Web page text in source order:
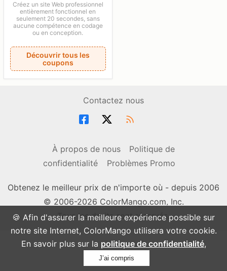
🍪 Afin d'assurer la meilleure expérience possible sur
notre site Internet, ColorMango utilisera votre cookie.
En savoir plus sur la politique de confidentialité,
J’ai compris
Créez un site Web professionnel
entièrement fonctionnel en
seulement 20 secondes, sans
aucune compétence en codage
ou en conception.
Découvrir tous les
coupons
Contactez nous
À propos de nous
Politique de
confidentialité
Problèmes Promo
Obtenez le meilleur prix de n'importe où - depuis 2006
© 2006-2026 ColorMango.com, Inc.
Tous les droits sont réservés.